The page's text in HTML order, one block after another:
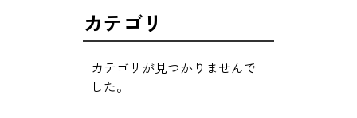
カテゴリ
カテゴリが見つかりませんで
した。